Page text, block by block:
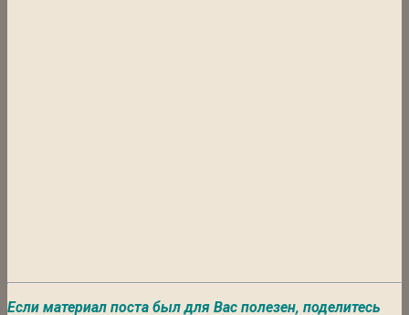
Если материал поста был для Вас полезен, поделитесь